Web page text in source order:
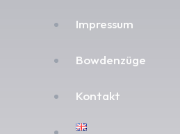
Impressum
Bowdenzüge
Kontakt